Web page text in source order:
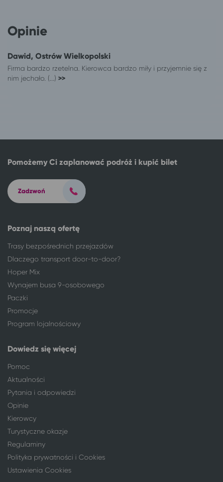
Poznań
Sieradz
Karpacz
Skierniewice
Karpacz
Sosnowiec
Wrocław
Karpacz
Opinie
Dawid, Ostrów Wielkopolski
Firma bardzo rzetelna. Kierowca bardzo miły i przyjemnie się z
nim jechało. (...) >>
Poznaj naszą ofertę
Trasy bezpośrednich przejazdów
Dlaczego transport door-to-door?
Hoper Mix
Wynajem busa 9-osobowego
Paczki
Promocje
Program lojalnościowy
Dowiedz się więcej
Pomoc
Aktualności
Pytania i odpowiedzi
Opinie
Kierowcy
Turystyczne okazje
Regulaminy
Polityka prywatności i Cookies
Ustawienia Cookies
Pomożemy Ci zaplanować podróż i kupić bilet
Zadzwoń